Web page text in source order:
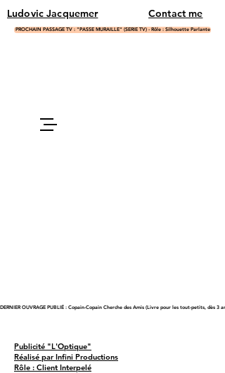
Ludovic Jacquemer Contact me
Publicité "L'Optique"
Réalisé par Infini Productions
Rôle : Client Interpelé
PROCHAIN PASSAGE TV : "PASSE MURAILLE" (SERIE TV) - Rôle : Silhouette Parlante
DERNIER OUVRAGE PUBLIÉ : Copain-Copain Cherche des Amis (Livre pour les tout-petits, dès 3